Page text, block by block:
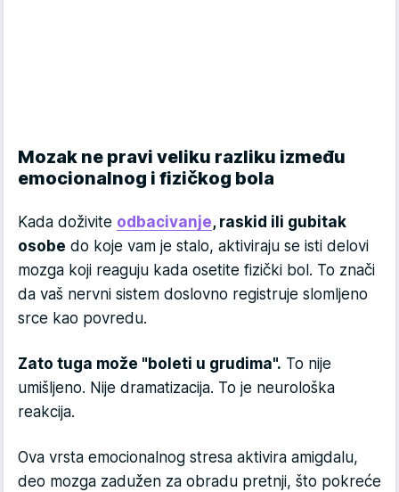
Mozak ne pravi veliku razliku između
emocionalnog i fizičkog bola
Kada doživite odbacivanje, raskid ili gubitak
osobe do koje vam je stalo, aktiviraju se isti delovi
mozga koji reaguju kada osetite fizički bol. To znači
da vaš nervni sistem doslovno registruje slomljeno
srce kao povredu.
Zato tuga može "boleti u grudima". To nije
umišljeno. Nije dramatizacija. To je neurološka
reakcija.
Ova vrsta emocionalnog stresa aktivira amigdalu,
deo mozga zadužen za obradu pretnji, što pokreće